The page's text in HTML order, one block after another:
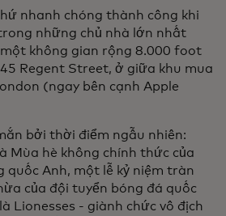
nhanh chóng thành công khi
những chủ nhà lớn nhất
không gian rộng 8.000 foot
Regent Street, ở giữa khu mua
(ngay bên cạnh Apple
bởi thời điểm ngẫu nhiên:
Mùa hè không chính thức của
quốc Anh, một lễ kỷ niệm tràn
của đội tuyển bóng đá quốc
Lionesses - giành chức vô địch